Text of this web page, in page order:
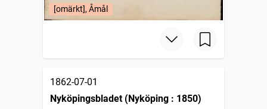
[omärkt], Åmål
1862-07-01
Nyköpingsbladet (Nyköping : 1850)